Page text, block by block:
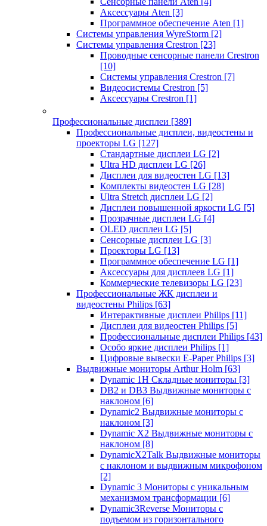
Аксессуары Aten [3]
Программное обеспечение Aten [1]
Системы управления WyreStorm [2]
Системы управления Crestron [23]
Проводные сенсорные панели Crestron
[10]
Системы управления Crestron [7]
Видеосистемы Crestron [5]
Аксессуары Crestron [1]
Профессиональные дисплеи [389]
Профессиональные дисплеи, видеостены и
проекторы LG [127]
Стандартные дисплеи LG [2]
Ultra HD дисплеи LG [26]
Дисплеи для видеостен LG [13]
Комплекты видеостен LG [28]
Ultra Stretch дисплеи LG [2]
Дисплеи повышенной яркости LG [5]
Прозрачные дисплеи LG [4]
OLED дисплеи LG [5]
Сенсорные дисплеи LG [3]
Проекторы LG [13]
Программное обеспечение LG [1]
Аксессуары для дисплеев LG [1]
Коммерческие телевизоры LG [23]
Профессиональные ЖК дисплеи и
видеостены Philips [63]
Интерактивные дисплеи Philips [11]
Дисплеи для видеостен Philips [5]
Профессиональные дисплеи Philips [43]
Особо яркие дисплеи Philips [1]
Цифровые вывески E-Paper Philips [3]
Выдвижные мониторы Arthur Holm [63]
Dynamic 1Н Складные мониторы [3]
DB2 и DB3 Выдвижные мониторы с
наклоном [6]
Dynamic2 Выдвижные мониторы с
наклоном [3]
Dynamic X2 Выдвижные мониторы с
наклоном [8]
DynamicX2Talk Выдвижные мониторы
с наклоном и выдвижным микрофоном
[2]
Dynamic 3 Мониторы с уникальным
механизмом трансформации [6]
Dynamic3Reverse Мониторы с
подъемом из горизонтального